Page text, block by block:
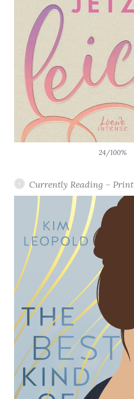
24/100%
Currently Reading – Print